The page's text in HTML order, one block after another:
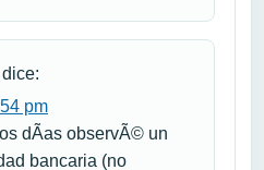
dice:
pm
dÃ­as observÃ© un
bancaria (no